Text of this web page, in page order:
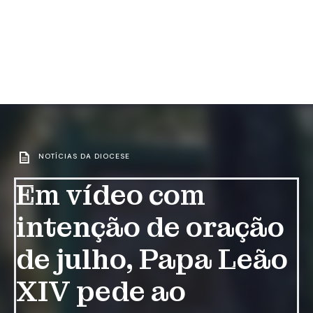
NOTÍCIAS DA DIOCESE
Em vídeo com
intenção de oração
de julho, Papa Leão
XIV pede ao